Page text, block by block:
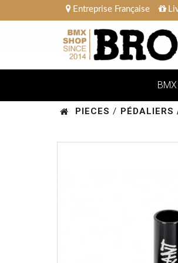
Entreprise Française
PIECES /